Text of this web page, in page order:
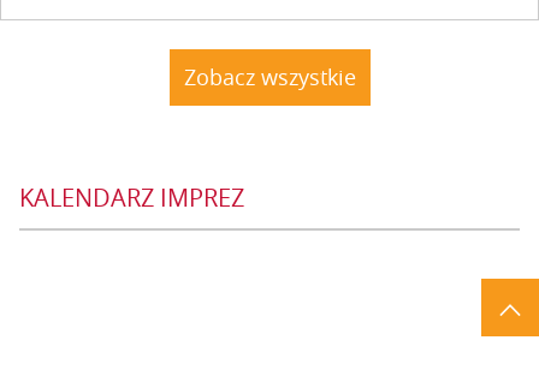
zwlekaj atrakcyjne noclegi czekają...
Zobacz wszystkie
KALENDARZ IMPREZ